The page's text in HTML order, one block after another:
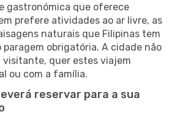
gastronómica que oferece
prefere atividades ao ar livre, as
naturais que Filipinas tem
paragem obrigatória. A cidade não
visitante, quer estes viajem
ou com a família.
reservar para a sua